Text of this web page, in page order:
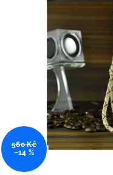
560 Kč
–14 %